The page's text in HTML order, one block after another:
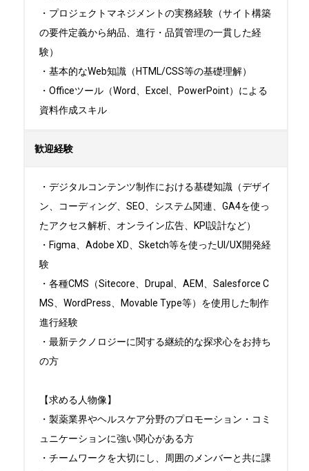
・プロジェクトマネジメントの実務経験（サイト構築
の要件定義から納品、進行・品質管理の一貫した経
験）
・基本的なWeb知識（HTML/CSS等の基礎理解）
・Officeツール（Word、Excel、PowerPoint）による
資料作成スキル
歓迎経験
・デジタルコンテンツ制作における基礎知識（デザイ
ン、コーディング、SEO、システム関連、GA4を使っ
たアクセス解析、オンライン広告、KPI設計など）
・Figma、Adobe XD、Sketch等を使ったUI/UX開発経
験
・各種CMS（Sitecore、Drupal、AEM、Salesforce C
MS、WordPress、Movable Type等）を使用した制作
進行経験
・最新テクノロジーに関する継続的な探求心をお持ち
の方
【求める人物像】
・製薬業界やヘルスケア分野のプロモーション・コミ
ュニケーションに強い関心がある方
・チームワークを大切にし、周囲のメンバーと共に課